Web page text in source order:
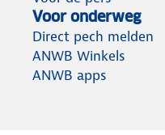
Voor onderweg
Direct pech melden
ANWB Winkels
ANWB apps